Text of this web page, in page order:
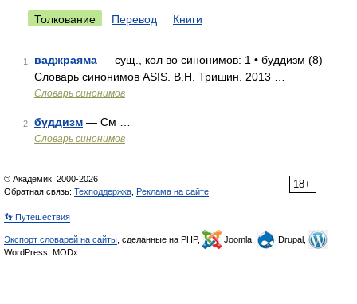
Толкование Перевод Книги
1 ваджраяма — сущ., кол во синонимов: 1 • буддизм (8)
Словарь синонимов ASIS. В.Н. Тришин. 2013 …
Словарь синонимов
2 буддизм — См …
Словарь синонимов
18+
© Академик, 2000-2026
Обратная связь: Техподдержка Реклама на сайте
👣 Путешествия
Экспорт словарей на сайты , сделанные на PHP, Joomla,
Drupal,
WordPress, MODx.